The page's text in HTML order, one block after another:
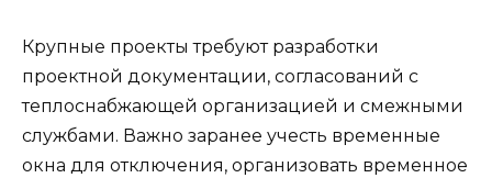
Крупные проекты требуют разработки
проектной документации, согласований с
теплоснабжающей организацией и смежными
службами. Важно заранее учесть временные
окна для отключения, организовать временное